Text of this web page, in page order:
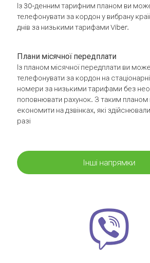
Із 30-денним тарифним планом ви
телефонувати за кордон у вибрану
днів за низькими тарифами Viber.
Плани місячної передплати
Із планом місячної передплати ви
телефонувати за кордон на стаціонарні
номери за низькими тарифами без
поповнювати рахунок. З таким
економити на дзвінках, які
разі
Інші напрямки